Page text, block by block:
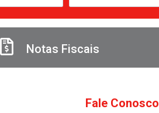
Notas Fiscais
Fale Conosco